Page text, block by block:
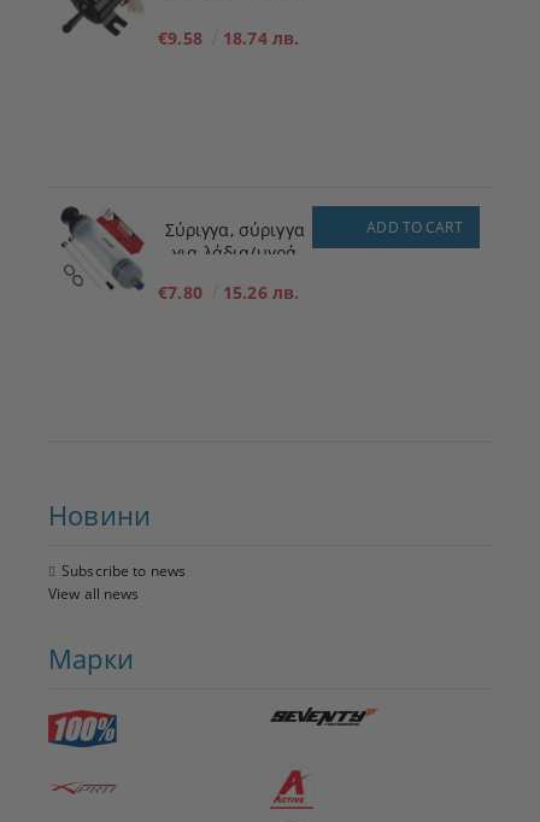
καυσίμου για
€9.58 18.74 лв.
Σύριγγα, σύριγγα
για λάδια/υγρά
€7.80 15.26 лв.
ADD TO CART
Новини
Subscribe to news
View all news
Марки